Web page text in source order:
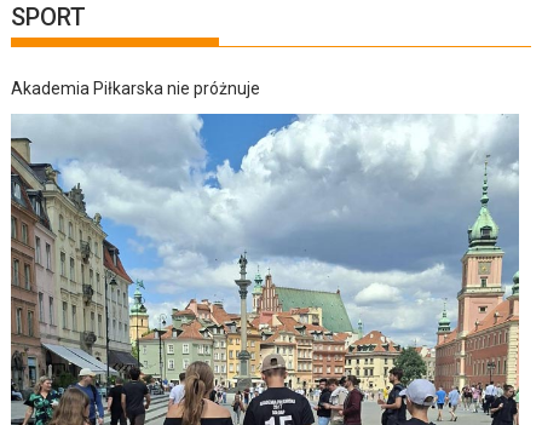
SPORT
Akademia Piłkarska nie próżnuje